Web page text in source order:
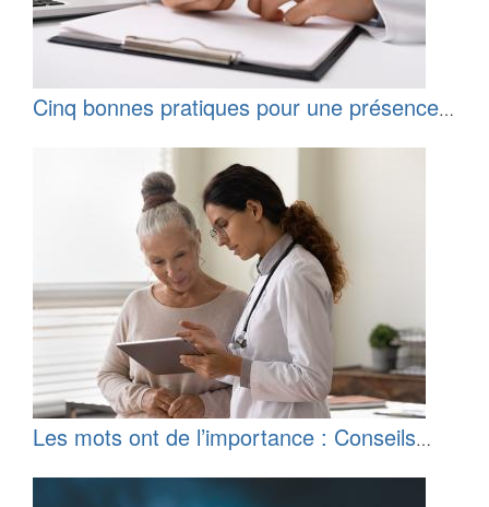
Cinq bonnes pratiques pour une présence
Les mots ont de l’importance : Conseils
domaine de la santé